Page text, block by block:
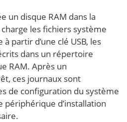
un disque RAM dans la
les fichiers système
à partir d’une clé USB, les
dans un répertoire
RAM. Après un
ces journaux sont
de configuration du système
périphérique d’installation